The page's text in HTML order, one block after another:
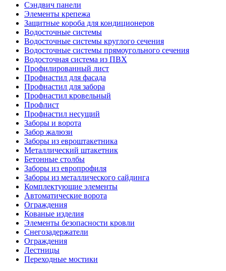
Сэндвич панели
Элементы крепежа
Защитные короба для кондиционеров
Водосточные системы
Водосточные системы круглого сечения
Водосточные системы прямоугольного сечения
Водосточная система из ПВХ
Профилированный лист
Профнастил для фасада
Профнастил для забора
Профнастил кровельный
Профлист
Профнастил несущий
Заборы и ворота
Забор жалюзи
Заборы из евроштакетника
Металлический штакетник
Бетонные столбы
Заборы из европрофиля
Заборы из металлического сайдинга
Комплектующие элементы
Автоматические ворота
Ограждения
Кованые изделия
Элементы безопасности кровли
Снегозадержатели
Ограждения
Лестницы
Переходные мостики